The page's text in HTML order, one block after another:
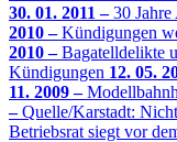
30. 01. 2011 –30 Jahre
2010 –Kündigungen
2010 –Bagatelldelikte
Kündigungen 12. 05.
11. 2009 –
–Quelle/Karstadt:
Betriebsrat siegt vor